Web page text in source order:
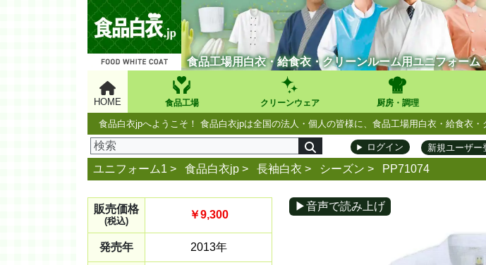
食品工場用白衣・給食衣・クリーンルーム用ユニフォーム
HOME 食品工場 クリーンウェア 厨房・調理
食品白衣jpへようこそ！ 食品白衣jpは全国の法人・個人の皆様に、食品工場用白衣・給食衣
ログイン 新規ユーザー
ユニフォーム1 > 食品白衣jp > 長袖白衣 > シーズン > PP71074
販売価格
(税込)
￥9,300
発売年 2013年
▶音声で読み上げ